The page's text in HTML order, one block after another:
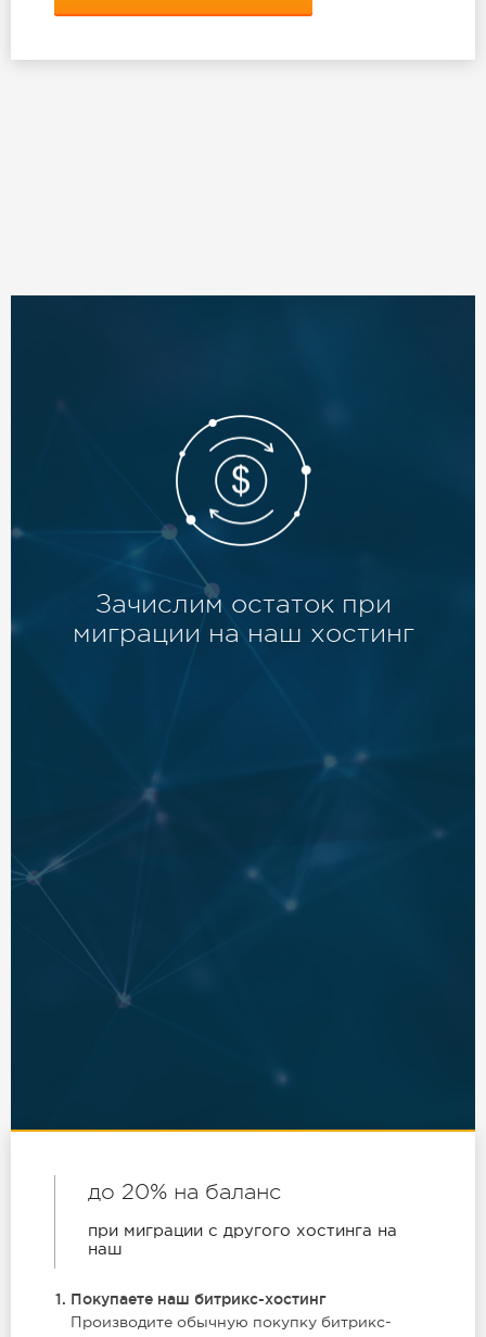
Зачислим остаток при
миграции на наш хостинг
до 20% на баланс
при миграции с другого хостинга на
наш
Покупаете наш битрикс-хостинг
Производите обычную покупку битрикс-